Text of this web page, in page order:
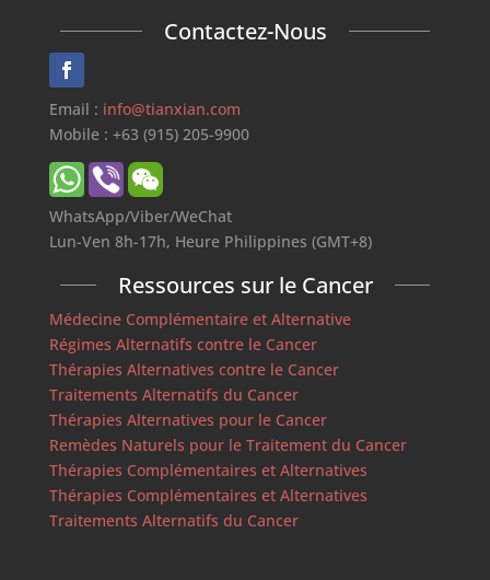
Contactez-Nous
Email : info@tianxian.com
Mobile : +63 (915) 205-9900
WhatsApp/Viber/WeChat
Lun-Ven 8h-17h, Heure Philippines (GMT+8)
Ressources sur le Cancer
Médecine Complémentaire et Alternative
Régimes Alternatifs contre le Cancer
Thérapies Alternatives contre le Cancer
Traitements Alternatifs du Cancer
Thérapies Alternatives pour le Cancer
Remèdes Naturels pour le Traitement du Cancer
Thérapies Complémentaires et Alternatives
Thérapies Complémentaires et Alternatives
Traitements Alternatifs du Cancer